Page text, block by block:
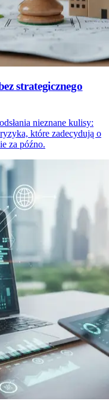
strategicznego
nieznane kulisy:
które zadecydują o
za późno.